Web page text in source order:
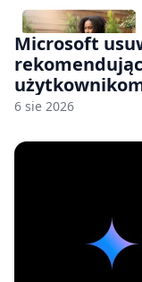
Microsoft
nam przy tym
6 sie 2026